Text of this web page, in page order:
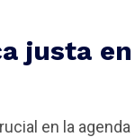
justa en
en la agenda